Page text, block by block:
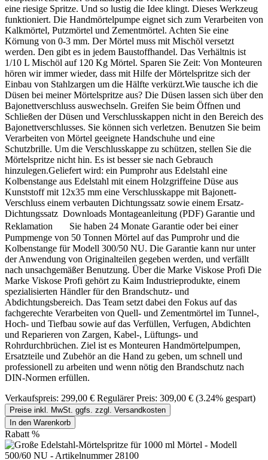
eine riesige Spritze. Und so lustig die Idee klingt. Dieses Werkzeug
funktioniert. Die Handmörtelpumpe eignet sich zum Verarbeiten von
Kalkmörtel, Putzmörtel und Zementmörtel. Achten Sie eine
Körnung von 0-3 mm. Der Mörtel muss mit Mischöl versetzt
werden. Den gibt es in jedem Baustoffhandel. Das Verhältnis ist
1/10 L Mischöl auf 120 Kg Mörtel. Sparen Sie Zeit: Von Monteuren
hören wir immer wieder, dass mit Hilfe der Mörtelspritze sich der
Einbau von Stahlzargen um die Hälfte verkürzt.Wie tausche ich die
Düsen bei meiner Mörtelspritze aus? Die Düsen lassen sich über den
Bajonettverschluss auswechseln. Greifen Sie beim Öffnen und
Schließen der Düsen und Verschlusskappen nicht in den Bereich des
Bajonettverschlusses. Sie können sich verletzen. Benutzen Sie beim
Verarbeiten von Mörtel geeignete Handschuhe und eine
Schutzbrille. Um die Verschlusskappe zu schützen, stellen Sie die
Mörtelspritze nicht hin. Es ist besser sie nach Gebrauch
hinzulegen.Geliefert wird: ein Pumprohr aus Edelstahl eine
Kolbenstange aus Edelstahl mit einem Holzgriffeine Düse aus
Kunststoff mit 12x35 mm eine Verschlusskappe mit Bajonett-
Verschluss einem verbauten Dichtungssatz sowie einem Ersatz-
Dichtungssatz Downloads Montageanleitung (PDF) Garantie und
Reklamation Sie haben 24 Monate Garantie oder bei einer
Pumpmenge von 50 Tonnen Mörtel auf das Pumprohr und die
Kolbenstange für Modell 300/50 NU. Die Garantie kann nur unter
der Anwendung von Originalteilen gegeben werden, und verfällt
nach unsachgemäßer Benutzung. Über die Marke Viskose Profi Die
Marke Viskose Profi gehört zu Kaim Industrieprodukte, einem
spezialisierten Händler für den Brandschutz- und
Abdichtungsbereich. Das Team setzt dabei den Fokus auf das
fachgerechte Verarbeiten von Quell- und Zementmörtel im Tunnel-,
Hoch- und Tiefbau sowie auf das Verfüllen, Verfugen, Abdichten
und Reparieren von Zargen, Kabel-, Lüftungs- und
Rohrdurchbrüchen. Ziel ist es Monteuren Handmörtelpumpen,
Ersatzteile und Zubehör an die Hand zu geben, um schnell und
professionell zu arbeiten und wenn nötig den Brandschutz nach
DIN-Normen erfüllen.
Verkaufspreis: 299,00 € Regulärer Preis: 309,00 € (3.24% gespart)
Preise inkl. MwSt. ggfs. zzgl. Versandkosten
In den Warenkorb
Rabatt %